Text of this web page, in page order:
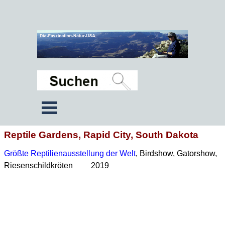
Reptile Gardens, Rapid City, South Dakota
Größte Reptilienausstellung der Welt, Birdshow, Gatorshow,
Riesenschildkröten 2019